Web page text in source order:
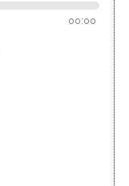
00:00